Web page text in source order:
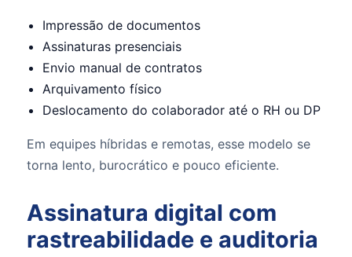
Impressão de documentos
Assinaturas presenciais
Envio manual de contratos
Arquivamento físico
Deslocamento do colaborador até o RH ou DP
Em equipes híbridas e remotas, esse modelo se
torna lento, burocrático e pouco eficiente.
Assinatura digital com
rastreabilidade e auditoria